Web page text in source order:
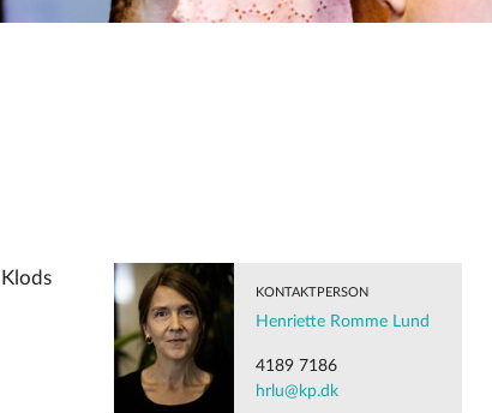
Klods
KONTAKTPERSON
Henriette Romme Lund
4189 7186
hrlu@kp.dk